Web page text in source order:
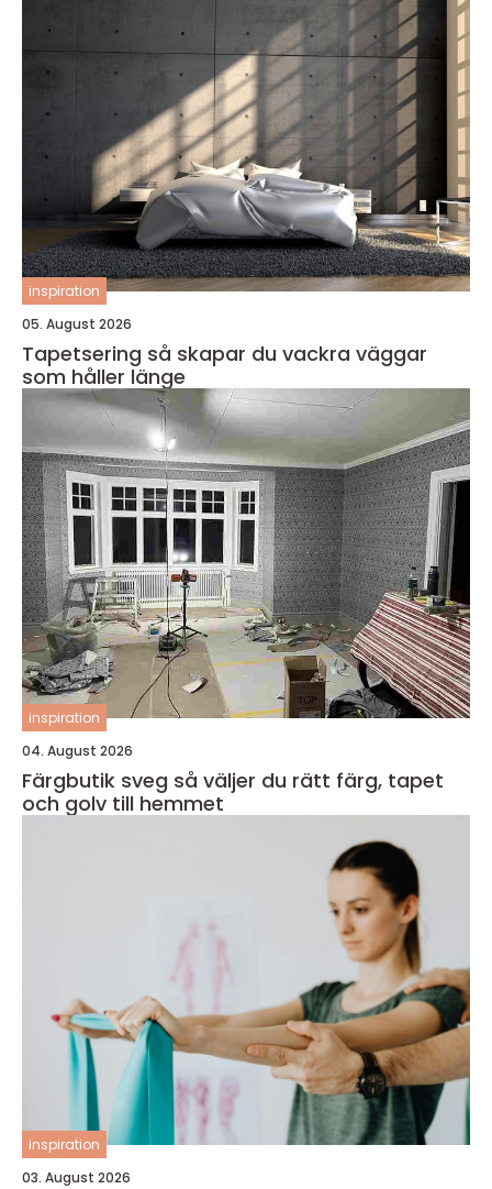
inspiration
05. August 2026
Tapetsering så skapar du vackra väggar
som håller länge
inspiration
04. August 2026
Färgbutik sveg så väljer du rätt färg, tapet
och golv till hemmet
inspiration
03. August 2026